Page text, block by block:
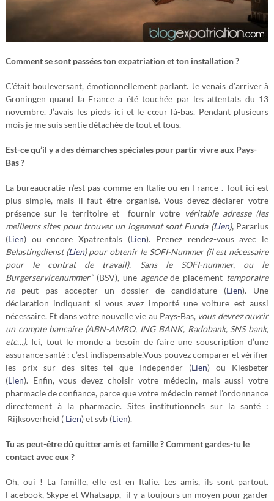
Comment se sont passées ton expatriation et ton installation ?
C’était bouleversant, émotionnellement parlant. Je venais d’arriver à
Groningen quand la France a été touchée par les attentats du 13
novembre. J’avais les pieds ici et le cœur là-bas. Pendant plusieurs
mois je me suis sentie détachée de tout et tous.
Est-ce qu’il y a des démarches spéciales pour partir vivre aux Pays-
Bas ?
La bureaucratie n’est pas comme en Italie ou en France . Tout ici est
plus simple, mais il faut être organisé. Vous devez déclarer votre
présence sur le territoire et fournir votre véritable adresse (les
meilleurs sites pour trouver un logement sont Funda (Lien), Pararius
(Lien) ou encore Xpatrentals (Lien). Prenez rendez-vous avec le
Belastingdienst (Lien)pour obtenir le SOFI-Nummer (il est nécessaire
pour le contrat de travail). Sans le SOFI-nummer, ou le
Burgerservicenummer”(BSV), une agence de placement temporaire
ne
peut pas accepter un dossier de candidature (Lien). Une
déclaration indiquant si vous avez importé une voiture est aussi
nécessaire. Et dans votre nouvelle vie au Pays-Bas, vous devrez ouvrir
un compte bancaire (ABN-AMRO, ING BANK, Radobank, SNS bank,
etc…). Ici, tout le monde a besoin de faire une souscription d’une
assurance santé : c’est indispensable.Vous pouvez comparer et vérifier
les prix sur des sites tel que Independer (Lien) ou Kiesbeter
(Lien). Enfin, vous devez choisir votre médecin, mais aussi votre
pharmacie de confiance, parce que votre médecin remet l’ordonnance
directement à la pharmacie. Sites institutionnels sur la santé :
Rijksoverheid ( Lien) et svb (Lien).
Tu as peut-être dû quitter amis et famille ? Comment gardes-tu le
contact avec eux ?
Oh, oui ! La famille, elle est en Italie. Les amis, ils sont partout.
Facebook, Skype et Whatsapp, il y a toujours un moyen pour garder